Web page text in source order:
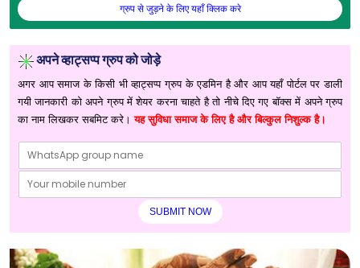
ग्रुप से जुड़ने के लिए यहाँ क्लिक करे
अपने व्हाट्सप्प ग्रुप को जोड़े
अगर आप समाज के किसी भी व्हाट्सप्प ग्रुप के एडमिन है और आप यहाँ पोर्टल पर डाली
गयी जानकारी को अपने ग्रुप में शेयर करना चाहते है तो नीचे दिए गए बॉक्स में अपने ग्रुप
का नाम लिखकर सबमिट करे।यह सुविधा समाज के लिए है और बिल्कुल निशुल्क है।